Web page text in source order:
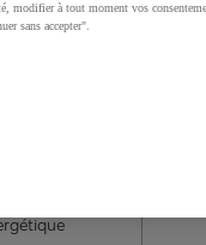
modifier à tout moment vos
sans accepter".